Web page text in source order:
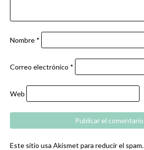
Nombre *
Correo electrónico *
Web
Este sitio usa Akismet para reducir el spam.